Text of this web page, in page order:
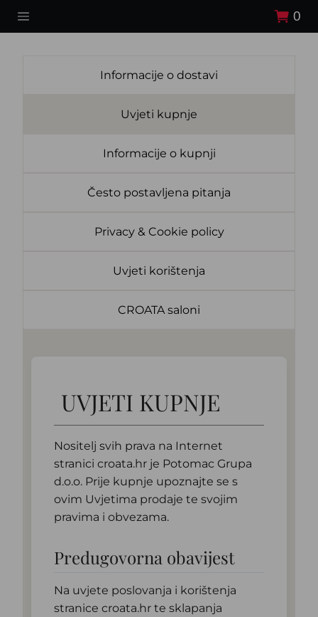
0
Informacije o dostavi
Uvjeti kupnje
Informacije o kupnji
Često postavljena pitanja
Privacy & Cookie policy
Uvjeti korištenja
CROATA saloni
UVJETI KUPNJE
Nositelj svih prava na Internet
stranici croata.hr je Potomac Grupa
d.o.o. Prije kupnje upoznajte se s
ovim Uvjetima prodaje te svojim
pravima i obvezama.
Predugovorna obavijest
Na uvjete poslovanja i korištenja
stranice croata.hr te sklapanja